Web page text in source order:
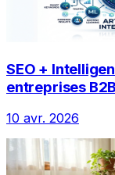
SEO +
entreprises
10 avr. 2026